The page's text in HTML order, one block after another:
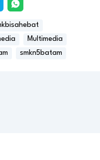
Multimedia
smkn5batam